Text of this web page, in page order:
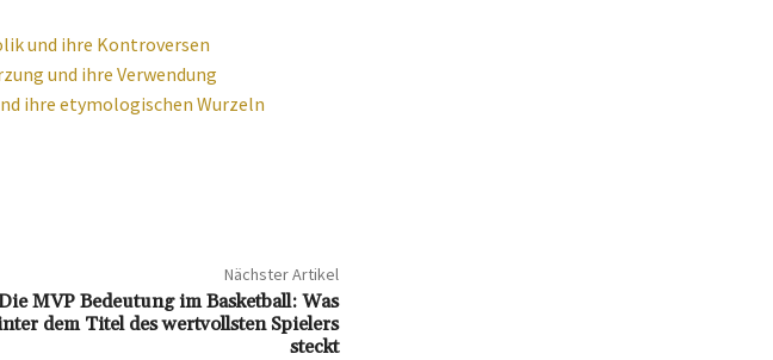
und ihre Kontroversen
und ihre Verwendung
ihre etymologischen Wurzeln
Nächster Artikel
MVP Bedeutung im Basketball: Was
dem Titel des wertvollsten Spielers
steckt